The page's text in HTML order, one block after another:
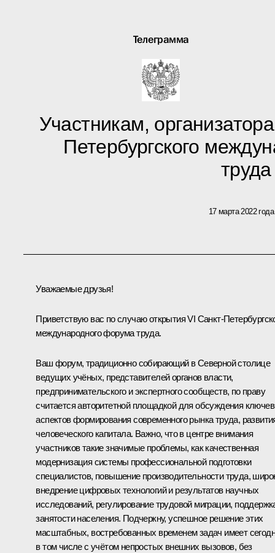
Телеграмма
Участникам,
Петербургского
труда
17 марта 2022 года
Уважаемые друзья!
Приветствую вас по случаю открытия VI Санкт-
международного форума труда.
Ваш форум, традиционно собирающий в Северной столице
ведущих учёных, представителей органов власти,
предпринимательского и экспертного сообществ, по праву
считается авторитетной площадкой для обсуждения
аспектов формирования современного рынка труда,
человеческого капитала. Важно, что в центре внимания
участников такие значимые проблемы, как качественная
модернизация системы профессиональной подготовки
специалистов, повышение производительности труда,
внедрение цифровых технологий и результатов научных
исследований, регулирование трудовой миграции,
занятости населения. Подчеркну, успешное решение этих
масштабных, востребованных временем задач имеет
в том числе с учётом непростых внешних вызовов, без